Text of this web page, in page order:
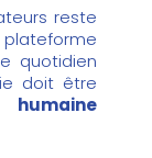
reste
quotidien
doit être
humaine